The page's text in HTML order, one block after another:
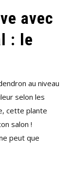
avec
: le
au niveau
selon les
cette plante
salon !
peut que